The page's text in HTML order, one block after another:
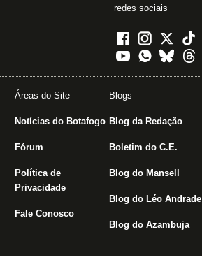
redes sociais
Áreas do Site
Notícias do Botafogo
Fórum
Política de
Privacidade
Fale Conosco
Blogs
Blog da Redação
Boletim do C.E.
Blog do Mansell
Blog do Léo Andrade
Blog do Azambuja